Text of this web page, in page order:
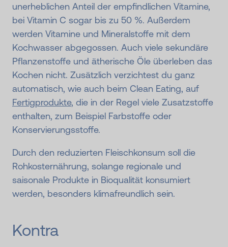
unerheblichen Anteil der empfindlichen Vitamine,
bei Vitamin C sogar bis zu 50 %. Außerdem
werden Vitamine und Mineralstoffe mit dem
Kochwasser abgegossen. Auch viele sekundäre
Pflanzenstoffe und ätherische Öle überleben das
Kochen nicht. Zusätzlich verzichtest du ganz
automatisch, wie auch beim Clean Eating, auf
Fertigprodukte, die in der Regel viele Zusatzstoffe
enthalten, zum Beispiel Farbstoffe oder
Konservierungsstoffe.
Durch den reduzierten Fleischkonsum soll die
Rohkosternährung, solange regionale und
saisonale Produkte in Bioqualität konsumiert
werden, besonders klimafreundlich sein.
Kontra